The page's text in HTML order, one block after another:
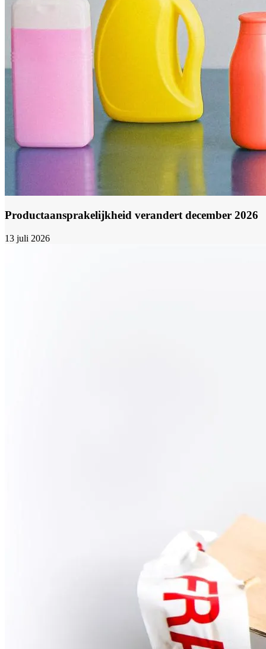
Productaansprakelijkheid verandert december 2026
13 juli 2026